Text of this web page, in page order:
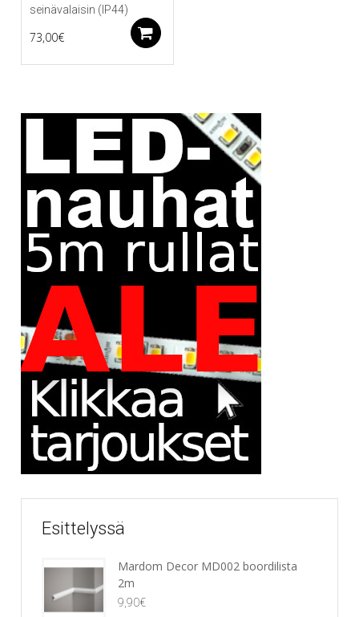
seinävalaisin (IP44)
73,00€
Esittelyssä
Mardom Decor MD002 boordilista
2m
9,90€